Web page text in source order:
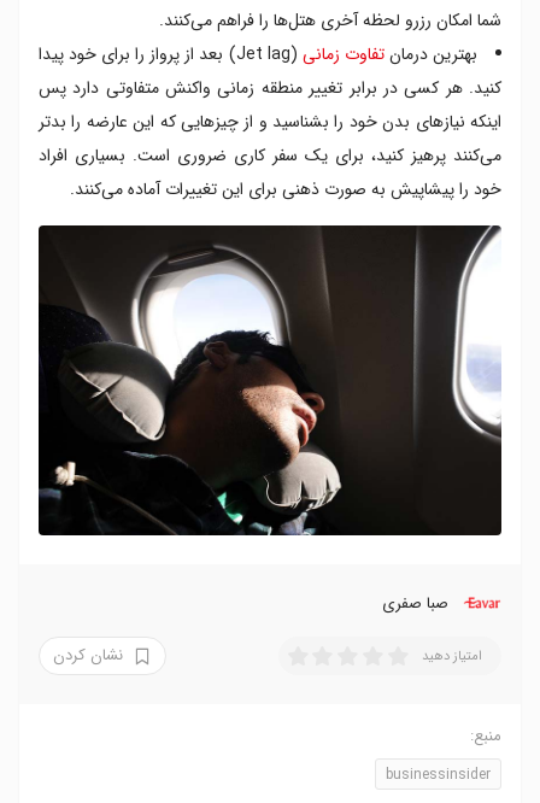
شما امکان رزرو لحظه آخری هتل‌ها را فراهم می‌کنند.
بهترین درمانتفاوت زمانی
(Jet lag) بعد از پرواز را برای خود پیدا
کنید. هر کسی در برابر تغییر منطقه زمانی واکنش متفاوتی دارد پس
اینکه نیازهای بدن خود را بشناسید و از چیزهایی که این عارضه را بدتر
می‌کنند پرهیز کنید، برای یک سفر کاری ضروری است. بسیاری افراد
خود را پیشاپیش به صورت ذهنی برای این تغییرات آماده می‌کنند.
صبا صفری
امتیاز دهید نشان کردن
منبع:
businessinsider